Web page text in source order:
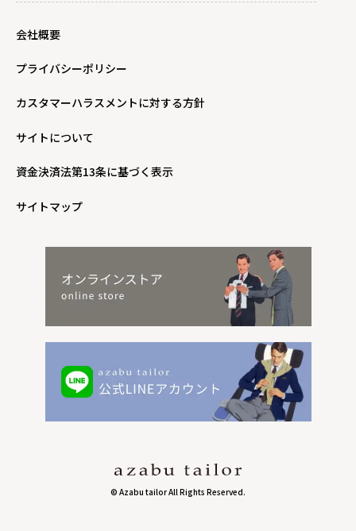
会社概要
プライバシーポリシー
カスタマーハラスメントに対する方針
サイトについて
資金決済法第13条に基づく表示
サイトマップ
© Azabu tailor All Rights Reserved.